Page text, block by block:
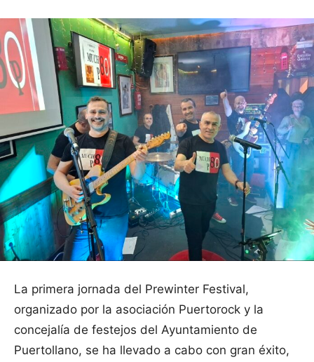
La primera jornada del Prewinter Festival,
organizado por la asociación Puertorock y la
concejalía de festejos del Ayuntamiento de
Puertollano, se ha llevado a cabo con gran éxito,